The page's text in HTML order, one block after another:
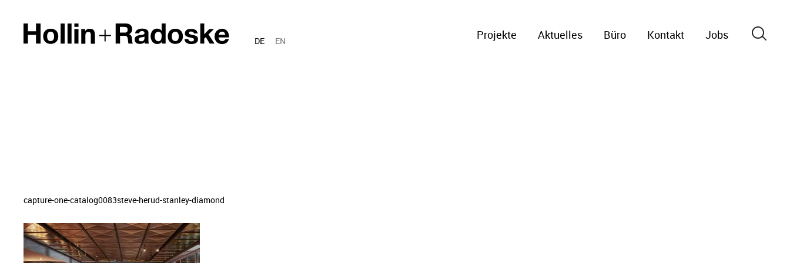
DE EN Projekte Aktuelles Büro Kontakt Jobs
capture-one-catalog0083steve-herud-stanley-diamond